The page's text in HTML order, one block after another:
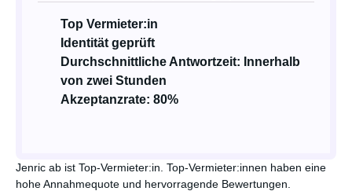
Top Vermieter:in
Identität geprüft
Durchschnittliche Antwortzeit: Innerhalb
von zwei Stunden
Akzeptanzrate: 80%
Jenric ab ist Top-Vermieter:in. Top-Vermieter:innen haben eine
hohe Annahmequote und hervorragende Bewertungen.